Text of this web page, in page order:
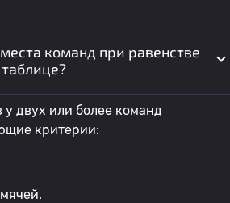
команд при равенстве
у двух или более команд
критерии: